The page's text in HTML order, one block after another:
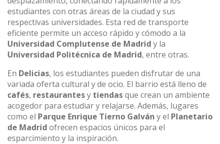
estudiantes con otras áreas de la ciudad y sus
respectivas universidades. Esta red de transporte
eficiente permite un acceso rápido y cómodo a la
Universidad Complutense de Madrid y la
Universidad Politécnica de Madrid, entre otras.
En Delicias, los estudiantes pueden disfrutar de una
variada oferta cultural y de ocio. El barrio está lleno de
cafés, restaurantesy tiendasque crean un ambiente
acogedor para estudiar y relajarse. Además, lugares
como el Parque Enrique Tierno Galván y el Planetario
de Madrid ofrecen espacios únicos para el
esparcimiento y la inspiración.